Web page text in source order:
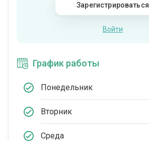
Зарегистрироваться
Войти
График работы
Понедельник
Вторник
Среда